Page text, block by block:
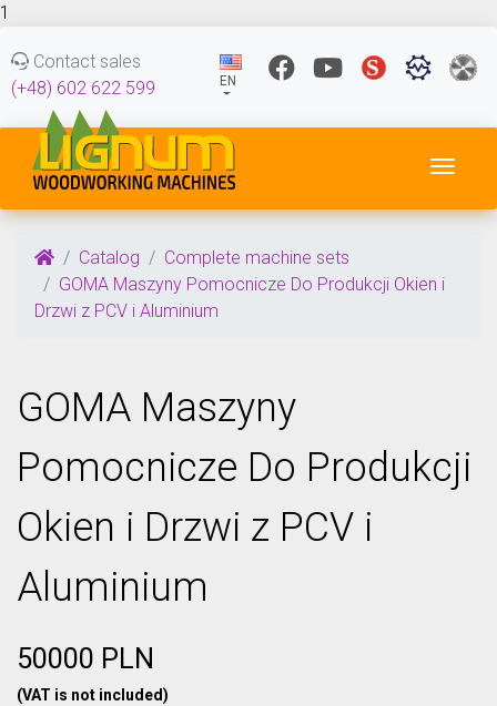
1
Contact sales
(+48) 602 622 599
EN
Catalog
Complete machine sets
GOMA Maszyny Pomocnicze Do Produkcji Okien i
Drzwi z PCV i Aluminium
GOMA Maszyny
Pomocnicze Do Produkcji
Okien i Drzwi z PCV i
Aluminium
50000 PLN
(VAT is not included)